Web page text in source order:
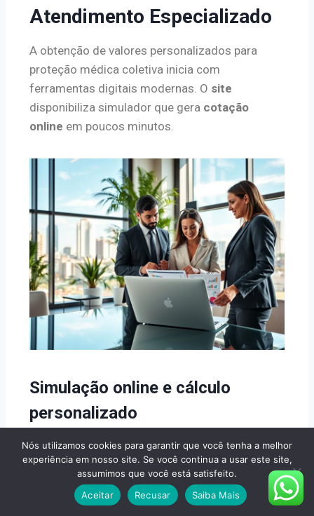
Atendimento Especializado
A obtenção de valores personalizados para
proteção médica coletiva inicia com
ferramentas digitais modernas. O site
disponibiliza simulador que gera cotação
online em poucos minutos.
Simulação online e cálculo
personalizado
Empresas recebem proposta detalhada por e-
mail em até 5 minutos. O cálculo considera
idade dos beneficiários, número de vidas e tipo
de cobertura desejada.
Nós utilizamos cookies para garantir que você tenha a melhor
experiência em nosso site. Se você continua a usar este site,
assumimos que você está satisfeito.
Aceitar
Recusar Saiba Mais